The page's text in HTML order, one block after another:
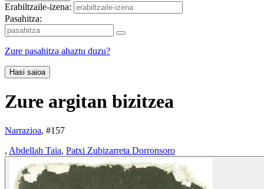
Erabiltzaile-izena:
Pasahitza:
Zure pasahitza ahaztu duzu?
Hasi saioa
Zure argitan bizitzea
Narrazioa, #157
, Abdellah Taïa, Patxi Zubizarreta Dorronsoro